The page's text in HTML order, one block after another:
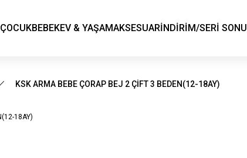
ÇOCUKBEBEKEV & YAŞAMAKSESUARİNDİRİM/SERİ SONU
KSK ARMA BEBE ÇORAP BEJ 2 ÇİFT 3 BEDEN(12-18AY)